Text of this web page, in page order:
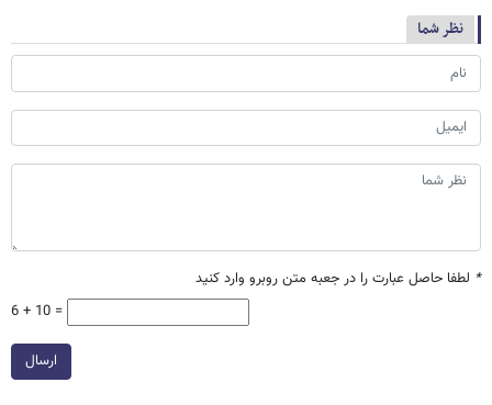
نظر شما
* لطفا حاصل عبارت را در جعبه متن روبرو وارد کنید
6 + 10 =
ارسال